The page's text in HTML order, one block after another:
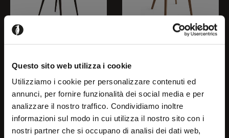
Questo sito web utilizza i cookie
Utilizziamo i cookie per personalizzare contenuti ed
annunci, per fornire funzionalità dei social media e per
analizzare il nostro traffico. Condividiamo inoltre
informazioni sul modo in cui utilizza il nostro sito con i
nostri partner che si occupano di analisi dei dati web,
Welcome!
ARCHIE-S1000 CS1348